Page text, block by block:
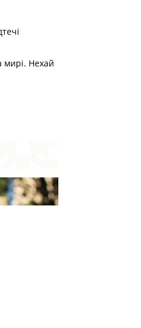
мирі. Нехай